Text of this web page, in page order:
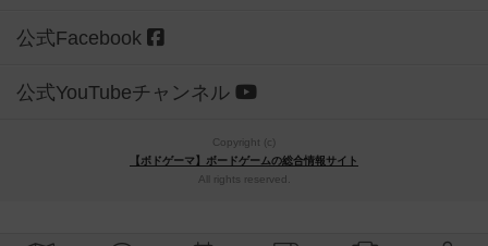
公式Facebook
公式YouTubeチャンネル
Copyright (c)
【ボドゲーマ】ボードゲームの総合情報サイト
All rights reserved.